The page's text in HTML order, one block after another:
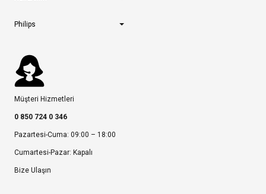
Philips
Müşteri Hizmetleri
0 850 724 0 346
Pazartesi-Cuma: 09:00 – 18:00
Cumartesi-Pazar: Kapalı
Bize Ulaşın